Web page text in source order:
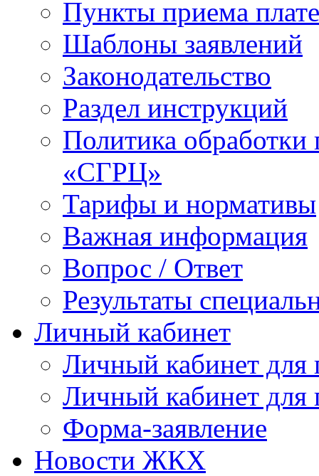
Пункты приема
Шаблоны заявлений
Законодательство
Раздел инструкций
Политика
«СГРЦ»
Тарифы и нормативы
Важная информация
Вопрос / Ответ
Результаты
Личный кабинет
Личный кабинет
Личный кабинет
Форма-заявление
Новости ЖКХ